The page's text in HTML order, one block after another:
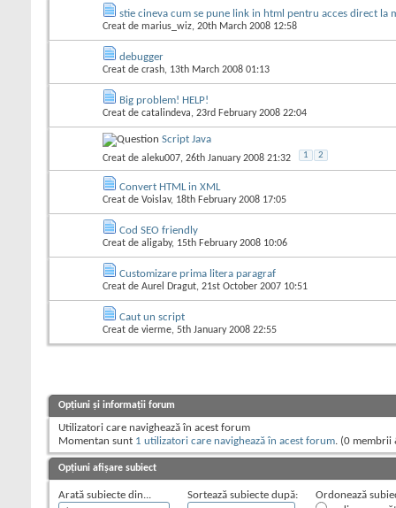
stie cineva cum se pune link in html pentru acces direct la
Creat de marius_wiz, 20th March 2008 12:58
debugger
Creat de crash, 13th March 2008 01:13
Big problem! HELP!
Creat de catalindeva, 23rd February 2008 22:04
Script Java
Creat de aleku007, 26th January 2008 21:32 1 2
Convert HTML in XML
Creat de Voislav, 18th February 2008 17:05
Cod SEO friendly
Creat de aligaby, 15th February 2008 10:06
Customizare prima litera paragraf
Creat de Aurel Dragut, 21st October 2007 10:51
Caut un script
Creat de vierme, 5th January 2008 22:55
Opțiuni și informații forum
Utilizatori care navighează în acest forum
Momentan sunt 1 utilizatori care navighează în acest forum. (0 membrii
Opțiuni afișare subiect
Arată subiecte din... Sortează subiecte după:
Ordonează